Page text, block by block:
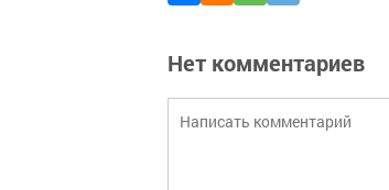
Нет комментариев